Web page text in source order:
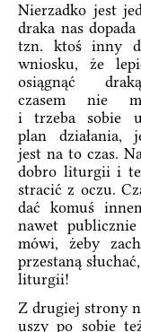
Nierzadko jest
draka nas
tzn. ktoś inny
wniosku, że
osiągnąć
czasem nie
i trzeba sobie
plan działania,
jest na to czas.
dobro liturgii i
stracić z oczu.
dać komuś
nawet
mówi, żeby
przestaną
liturgii!
Z drugiej strony
uszy po sobie